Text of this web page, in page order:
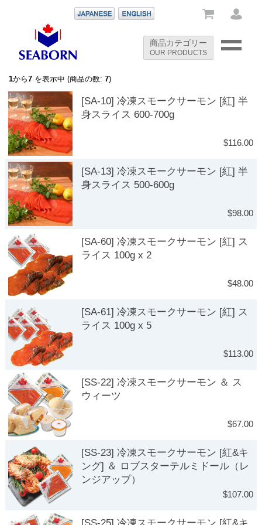
1から7 を表示中 (商品の数:7)
[SA-10] 冷凍スモークサーモン [紅] 半
身スライス 600-700g
$116.00
[SA-13] 冷凍スモークサーモン [紅] 半
身スライス 500-600g
$98.00
[SA-60] 冷凍スモークサーモン [紅] ス
ライス 100g x 2
$48.00
[SA-61] 冷凍スモークサーモン [紅] ス
ライス 100g x 5
$113.00
[SS-22] 冷凍スモークサーモン ＆ ス
ウィーツ
$67.00
[SS-23] 冷凍スモークサーモン [紅&キ
ング] ＆ ロブスターテルミドール（レ
ンジアップ）
$107.00
商品カテゴリー
OUR PRODUCTS